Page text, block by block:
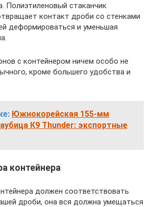
Полиэтиленовый стаканчик
контакт дроби со стенками
деформироваться и уменьшая
с контейнером ничем особо не
кроме большего удобства и
Южнокорейская 155-мм
К9 Thunder: экспортные
контейнера
должен соответствовать
дроби, она вся должна умещаться